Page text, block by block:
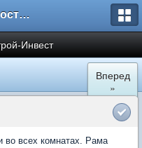
Форум Новостройки
Инвест
Вперед
»
во всех комнатах. Рама